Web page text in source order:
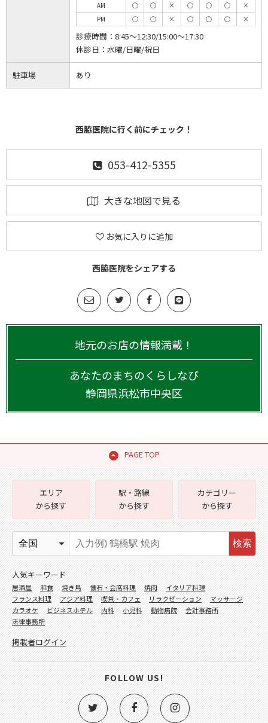
AM
◯ ◯ × ◯ ◯ ◯
×
PM
◯ ◯ × ◯ ◯ ◯ ×
診療時間： 8:45～12:30/15:00～17:30
休診日： 水曜/日曜/祝日
駐車場 あり
西脇医院に行く前にチェック！
053-412-5355
大きな地図で見る
お気に入りに追加
西脇医院をシェアする
地元のお店の情報満載！
あなたのまちのくらしなび
静岡県浜松市中央区
PAGE TOP
エリア
から探す
駅・路線
から探す
カテゴリー
から探す
検索
人気キーワード
居酒屋 和食 焼き鳥 懐石・会席料理 焼肉
イタリア料理
フランス料理
アジア料理 喫茶・カフェ リラクゼーション
マッサージ
カラオケ
ビジネスホテル 内科 小児科 動物病院
会計事務所
法律事務所
掲載者ログイン
FOLLOW US!